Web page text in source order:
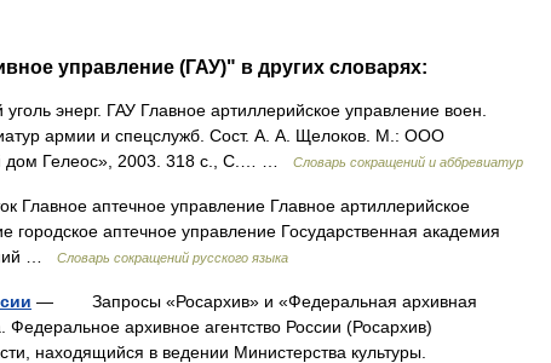
управление (ГАУ)" в других словарях:
энерг. ГАУ Главное артиллерийское управление воен.
армии и спецслужб. Сост. А. А. Щелоков. М.: ООО
дом Гелеос», 2003. 318 с., С.… …
Словарь сокращений и аббревиатур
Главное аптечное управление Главное артиллерийское
городское аптечное управление Государственная академия
…
Словарь сокращений русского языка
— Запросы «Росархив» и «Федеральная архивная
архивное агентство России (Росархив)
находящийся в ведении Министерства культуры.